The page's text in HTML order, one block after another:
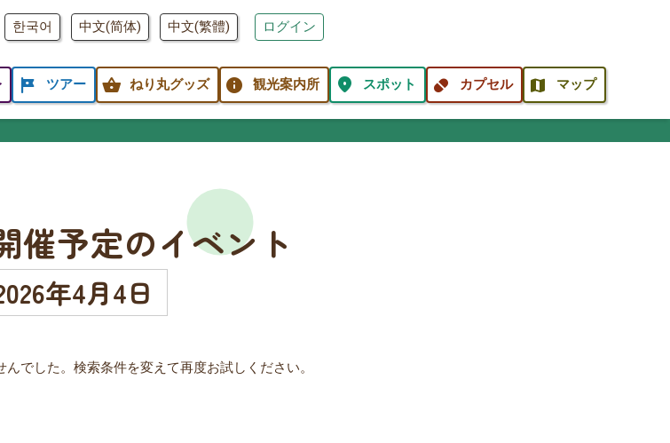
한국어 中文(简体) 中文(繁體) ログイン
tour ツアー shopping_basket ねり丸グッズ info 観光案内所 location_on スポット pill カプセル map マップ
催予定のイベント
年4月4日
でした。検索条件を変えて再度お試しください。